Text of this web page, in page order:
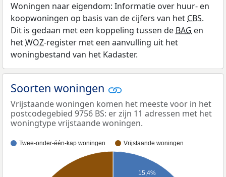
Woningen naar eigendom: Informatie over huur- en
koopwoningen op basis van de cijfers van hetCBS.
Dit is gedaan met een koppeling tussen deBAG en
hetWOZ-register met een aanvulling uit het
woningbestand van het Kadaster.
Soorten woningen
Vrijstaande woningen komen het meeste voor in het
postcodegebied 9756 BS: er zijn 11 adressen met het
woningtype vrijstaande woningen.
Twee-onder-één-kap woningen Vrijstaande woningen
15,4%